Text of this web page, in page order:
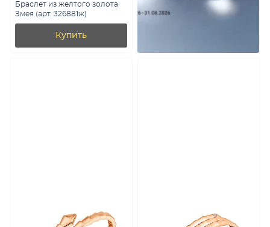
Браслет из желтого золота
Змея (арт. 326881ж)
Купить